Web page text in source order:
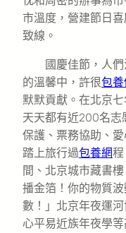
市溫度，營建節日
致線。
國慶佳節，人
的溫馨中，許很包
默默貢獻。在北京
天天都有近200名志
保護、票務協助、
踏上旅行過包養網
間、北京城市藏書
播金箔！你的物質
數！」北京年夜運
心平易近族年夜學